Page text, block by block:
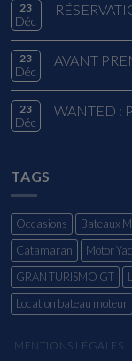
23
Déc
23
Déc
23
Déc
TAGS
Occasions Bateaux
Catamaran
Motor
GRAN TURISMO GT
Location bateau moteur
MENTIONS LÉGALES